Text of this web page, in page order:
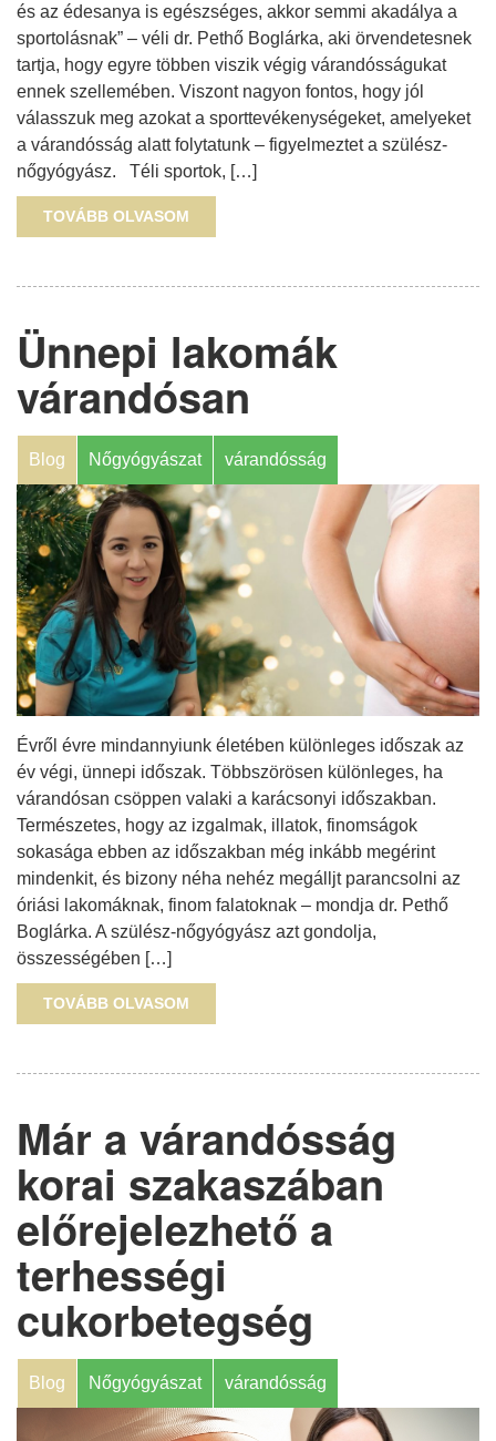
és az édesanya is egészséges, akkor semmi akadálya a
sportolásnak” – véli dr. Pethő Boglárka, aki örvendetesnek
tartja, hogy egyre többen viszik végig várandósságukat
ennek szellemében. Viszont nagyon fontos, hogy jól
válasszuk meg azokat a sporttevékenységeket, amelyeket
a várandósság alatt folytatunk – figyelmeztet a szülész-
nőgyógyász. Téli sportok, […]
TOVÁBB OLVASOM
Ünnepi lakomák
várandósan
Blog Nőgyógyászat várandósság
Évről évre mindannyiunk életében különleges időszak az
év végi, ünnepi időszak. Többszörösen különleges, ha
várandósan csöppen valaki a karácsonyi időszakban.
Természetes, hogy az izgalmak, illatok, finomságok
sokasága ebben az időszakban még inkább megérint
mindenkit, és bizony néha nehéz megálljt parancsolni az
óriási lakomáknak, finom falatoknak – mondja dr. Pethő
Boglárka. A szülész-nőgyógyász azt gondolja,
összességében […]
TOVÁBB OLVASOM
Már a várandósság
korai szakaszában
előrejelezhető a
terhességi
cukorbetegség
Blog Nőgyógyászat várandósság